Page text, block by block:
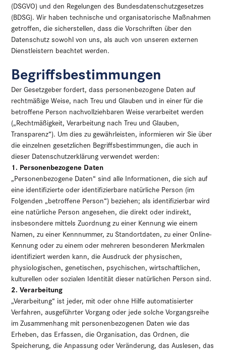
(DSGVO) und den Regelungen des Bundesdatenschutzgesetzes
(BDSG). Wir haben technische und organisatorische Maßnahmen
getroffen, die sicherstellen, dass die Vorschriften über den
Datenschutz sowohl von uns, als auch von unseren externen
Dienstleistern beachtet werden.
Begriffsbestimmungen
Der Gesetzgeber fordert, dass personenbezogene Daten auf
rechtmäßige Weise, nach Treu und Glauben und in einer für die
betroffene Person nachvollziehbaren Weise verarbeitet werden
(„Rechtmäßigkeit, Verarbeitung nach Treu und Glauben,
Transparenz“). Um dies zu gewährleisten, informieren wir Sie über
die einzelnen gesetzlichen Begriffsbestimmungen, die auch in
dieser Datenschutzerklärung verwendet werden:
1. Personenbezogene Daten
„Personenbezogene Daten“ sind alle Informationen, die sich auf
eine identifizierte oder identifizierbare natürliche Person (im
Folgenden „betroffene Person“) beziehen; als identifizierbar wird
eine natürliche Person angesehen, die direkt oder indirekt,
insbesondere mittels Zuordnung zu einer Kennung wie einem
Namen, zu einer Kennnummer, zu Standortdaten, zu einer Online-
Kennung oder zu einem oder mehreren besonderen Merkmalen
identifiziert werden kann, die Ausdruck der physischen,
physiologischen, genetischen, psychischen, wirtschaftlichen,
kulturellen oder sozialen Identität dieser natürlichen Person sind.
2. Verarbeitung
„Verarbeitung“ ist jeder, mit oder ohne Hilfe automatisierter
Verfahren, ausgeführter Vorgang oder jede solche Vorgangsreihe
im Zusammenhang mit personenbezogenen Daten wie das
Erheben, das Erfassen, die Organisation, das Ordnen, die
Speicherung, die Anpassung oder Veränderung, das Auslesen, das